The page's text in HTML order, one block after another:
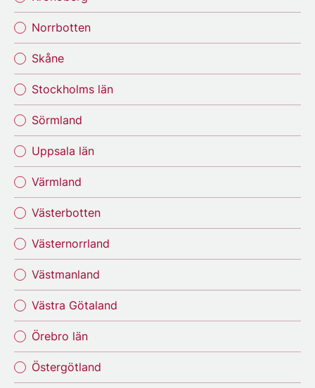
Norrbotten
Skåne
Stockholms län
Sörmland
Uppsala län
Värmland
Västerbotten
Västernorrland
Västmanland
Västra Götaland
Örebro län
Östergötland